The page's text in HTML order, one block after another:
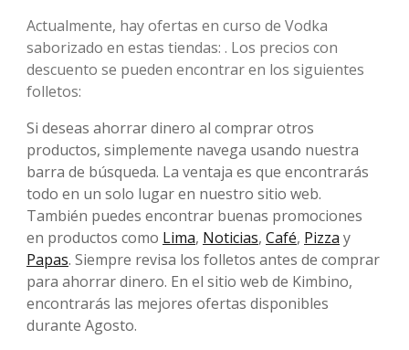
Actualmente, hay ofertas en curso de Vodka
saborizado en estas tiendas: . Los precios con
descuento se pueden encontrar en los siguientes
folletos:
Si deseas ahorrar dinero al comprar otros
productos, simplemente navega usando nuestra
barra de búsqueda. La ventaja es que encontrarás
todo en un solo lugar en nuestro sitio web.
También puedes encontrar buenas promociones
en productos como Lima, Noticias, Café, Pizza y
Papas. Siempre revisa los folletos antes de comprar
para ahorrar dinero. En el sitio web de Kimbino,
encontrarás las mejores ofertas disponibles
durante Agosto.